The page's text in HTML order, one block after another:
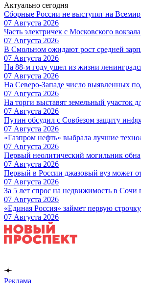
Актуально сегодня
Сборные России не выступят на
07 Августа 2026
Часть электричек с Московского
07 Августа 2026
В Смольном ожидают рост средней
07 Августа 2026
На 88-м году ушел из жизни
07 Августа 2026
На Северо-Западе число выявленных
07 Августа 2026
На торги выставят земельный участок
07 Августа 2026
Путин обсудил с Совбезом защиту
07 Августа 2026
«Газпром нефть» выбрала лучшие
07 Августа 2026
Первый неолитический могильник
07 Августа 2026
Первый в России джазовый вуз может
07 Августа 2026
За 5 лет спрос на недвижимость в Сочи
07 Августа 2026
«Единая Россия» займет первую
07 Августа 2026
Реклама